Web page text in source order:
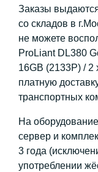
Заказы
со складов в
не можете
ProLiant DL380
16GB (2133P) /
платную
транспортных
На
сервер и
3 года
употреблении